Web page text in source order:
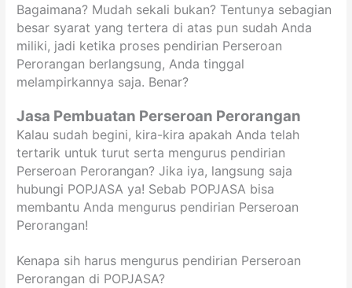
Bagaimana? Mudah sekali bukan? Tentunya sebagian
besar syarat yang tertera di atas pun sudah Anda
miliki, jadi ketika proses pendirian Perseroan
Perorangan berlangsung, Anda tinggal
melampirkannya saja. Benar?
Jasa Pembuatan Perseroan Perorangan
Kalau sudah begini, kira-kira apakah Anda telah
tertarik untuk turut serta mengurus pendirian
Perseroan Perorangan? Jika iya, langsung saja
hubungi POPJASA ya! Sebab POPJASA bisa
membantu Anda mengurus pendirian Perseroan
Perorangan!
Kenapa sih harus mengurus pendirian Perseroan
Perorangan di POPJASA?